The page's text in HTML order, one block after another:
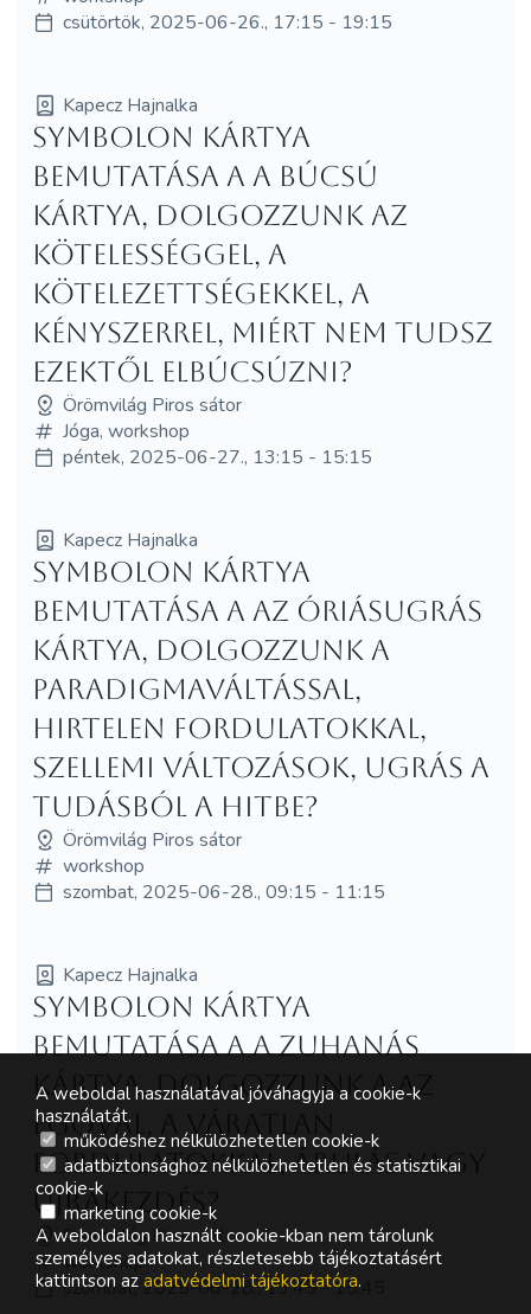
csütörtök, 2025-06-26., 17:15 - 19:15
Kapecz Hajnalka
Symbolon kártya
bemutatása a A Búcsú
kártya, dolgozzunk az
kötelességgel, a
kötelezettségekkel, a
kényszerrel, miért nem tudsz
ezektől elbúcsúzni?
Örömvilág Piros sátor
Jóga, workshop
péntek, 2025-06-27., 13:15 - 15:15
Kapecz Hajnalka
Symbolon kártya
bemutatása a Az Óriásugrás
kártya, dolgozzunk a
paradigmaváltással,
hirtelen fordulatokkal,
szellemi változások, ugrás a
tudásból a hitbe?
Örömvilág Piros sátor
workshop
szombat, 2025-06-28., 09:15 - 11:15
Kapecz Hajnalka
Symbolon kártya
bemutatása a A Zuhanás
kártya, dolgozzunk a az
egóval, a váratlan
fordulatokkal, árulás vagy
újrakezdés?
Örömvilág Piros sátor
workshop
szombat, 2025-06-28., 13:45 - 15:45
A weboldal használatával jóváhagyja a cookie-k
használatát.
működéshez nélkülözhetetlen cookie-k
adatbiztonsághoz nélkülözhetetlen és statisztikai
cookie-k
marketing cookie-k
A weboldalon használt cookie-kban nem tárolunk
személyes adatokat, részletesebb tájékoztatásért
kattintson az adatvédelmi tájékoztatóra.